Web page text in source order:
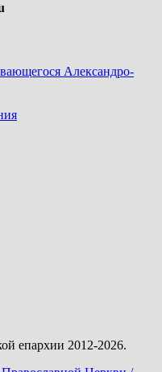
епархии 2012-2026.